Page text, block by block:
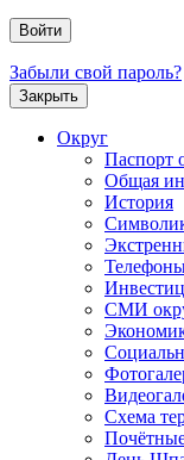
Забыли свой пароль?
Закрыть
Округ
Паспорт
Общая
История
СМИ
Схема